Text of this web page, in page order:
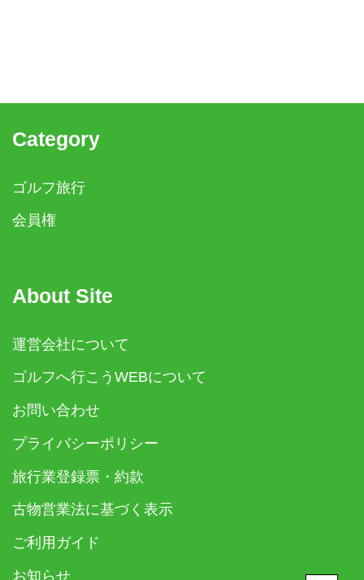
Category
ゴルフ旅行
会員権
About Site
運営会社について
ゴルフへ行こうWEBについて
お問い合わせ
プライバシーポリシー
旅行業登録票・約款
古物営業法に基づく表示
ご利用ガイド
お知らせ